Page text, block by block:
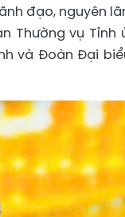
đạo, nguyên
Thường vụ Tỉnh
và Đoàn Đại